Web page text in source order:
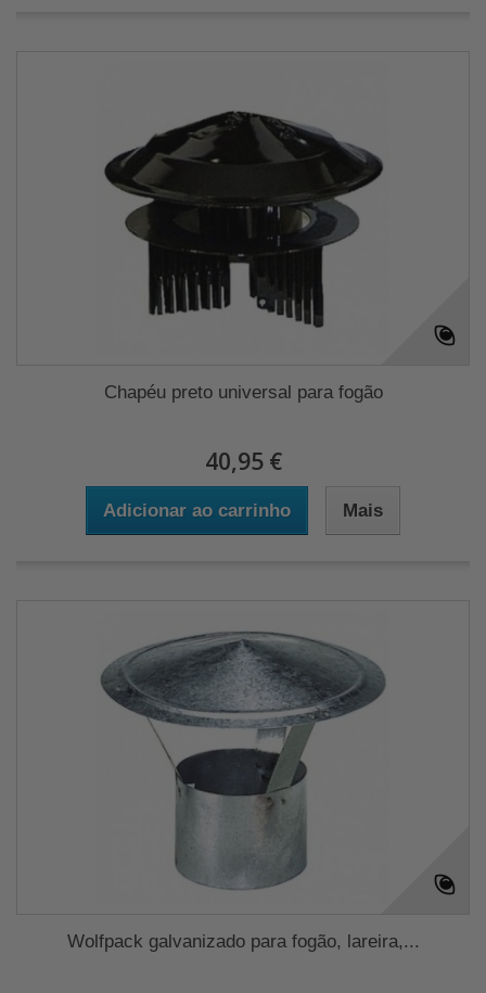
Chapéu preto universal para fogão
40,95 €
Adicionar ao carrinho Mais
Wolfpack galvanizado para fogão, lareira,...